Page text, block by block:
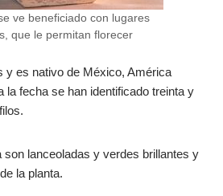
ve beneficiado con lugares
que le permitan florecer
y es nativo de México, América
la fecha se han identificado treinta y
son lanceoladas y verdes brillantes y
la planta.